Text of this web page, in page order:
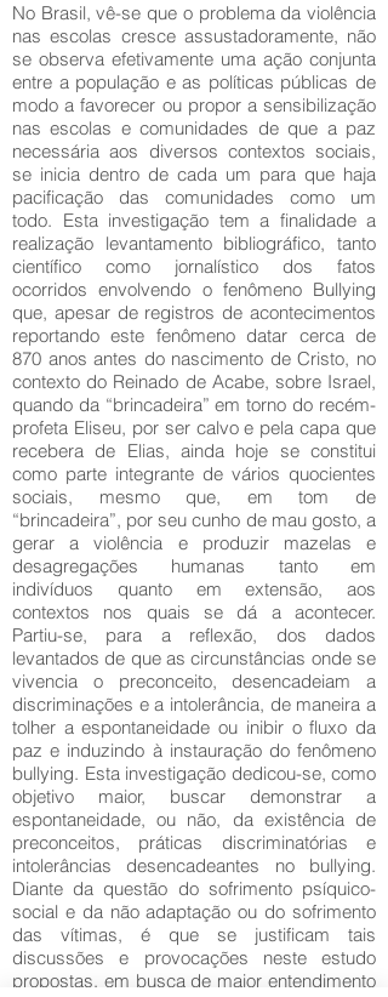
No Brasil, vê-se que o problema da violência
nas escolas cresce assustadoramente, não
se observa efetivamente uma ação conjunta
entre a população e as políticas públicas de
modo a favorecer ou propor a sensibilização
nas escolas e comunidades de que a paz
necessária aos diversos contextos sociais,
se inicia dentro de cada um para que haja
pacificação das comunidades como um
todo. Esta investigação tem a finalidade a
realização levantamento bibliográfico, tanto
científico como jornalístico dos fatos
ocorridos envolvendo o fenômeno Bullying
que, apesar de registros de acontecimentos
reportando este fenômeno datar cerca de
870 anos antes do nascimento de Cristo, no
contexto do Reinado de Acabe, sobre Israel,
quando da “brincadeira” em torno do recém-
profeta Eliseu, por ser calvo e pela capa que
recebera de Elias, ainda hoje se constitui
como parte integrante de vários quocientes
sociais, mesmo que, em tom de
“brincadeira”, por seu cunho de mau gosto, a
gerar a violência e produzir mazelas e
desagregações humanas tanto em
indivíduos quanto em extensão, aos
contextos nos quais se dá a acontecer.
Partiu-se, para a reflexão, dos dados
levantados de que as circunstâncias onde se
vivencia o preconceito, desencadeiam a
discriminações e a intolerância, de maneira a
tolher a espontaneidade ou inibir o fluxo da
paz e induzindo à instauração do fenômeno
bullying. Esta investigação dedicou-se, como
objetivo maior, buscar demonstrar a
espontaneidade, ou não, da existência de
preconceitos, práticas discriminatórias e
intolerâncias desencadeantes no bullying.
Diante da questão do sofrimento psíquico-
social e da não adaptação ou do sofrimento
das vítimas, é que se justificam tais
discussões e provocações neste estudo
propostas, em busca de maior entendimento